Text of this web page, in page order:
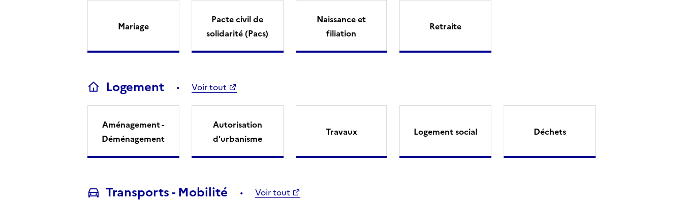
Mariage
Pacte civil de
solidarité (Pacs)
Naissance et
filiation
Retraite
Logement Voir tout
Aménagement -
Déménagement
Autorisation
d'urbanisme
Travaux Logement social Déchets
Transports - Mobilité Voir tout